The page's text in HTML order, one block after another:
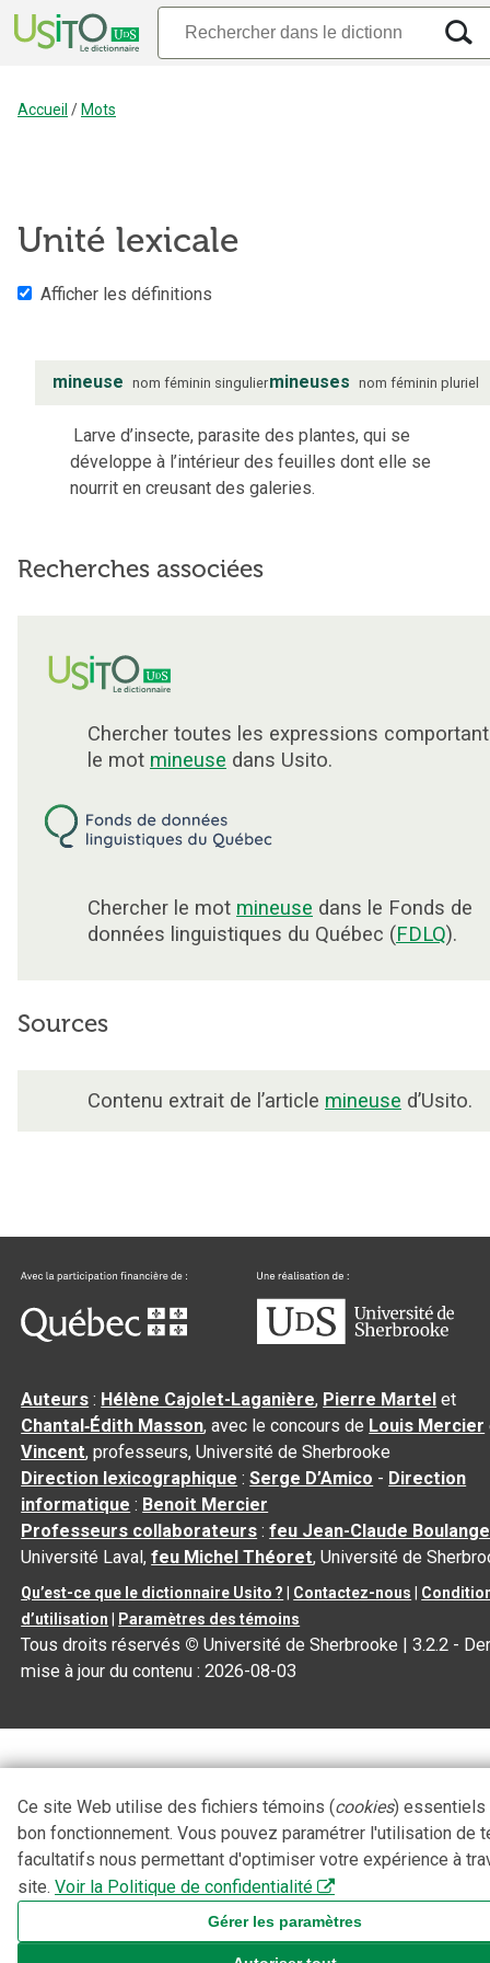
Accueil / Mots
Unité lexicale
Afficher les définitions
mineuse nom féminin singuliermineuses nom féminin pluriel
Larve d’insecte, parasite des plantes, qui se
développe à l’intérieur des feuilles dont elle se
nourrit en creusant des galeries.
Recherches associées
Chercher toutes les expressions comportant
le mot mineuse dans Usito.
Chercher le mot mineuse dans le Fonds de
données linguistiques du Québec (FDLQ).
Sources
Contenu extrait de l’article mineuse d’Usito.
Auteurs : Hélène Cajolet-Laganière, Pierre Martel et
Chantal‑Édith Masson, avec le concours de Louis Mercier
Vincent, professeurs, Université de Sherbrooke
Direction lexicographique :Serge D’Amico - Direction
informatique : Benoit Mercier
Professeurs collaborateurs :feu Jean-Claude
Université Laval,feu Michel Théoret, Université de
Qu’est-ce que le dictionnaire Usito ? Contactez-nous
d’utilisation
Paramètres des témoins
Tous droits réservés © Université de Sherbrooke |3.2.2 -
mise à jour du contenu :2026-08-03
Ce site Web utilise des fichiers témoins (cookies) essentiels
bon fonctionnement. Vous pouvez paramétrer l'utilisation de
facultatifs nous permettant d'optimiser votre expérience à
site. Voir la Politique de confidentialité
Gérer les paramètres